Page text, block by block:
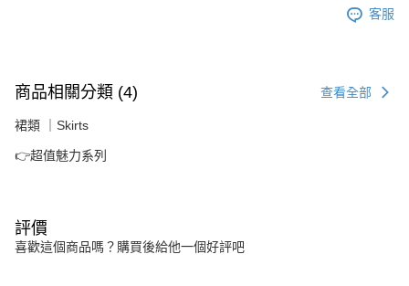
客服
商品相關分類 (4) 查看全部
裙類 ｜Skirts
👉超值魅力系列
評價
喜歡這個商品嗎？購買後給他一個好評吧